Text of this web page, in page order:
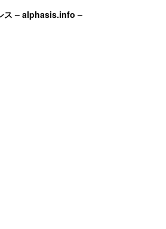
ス – alphasis.info –